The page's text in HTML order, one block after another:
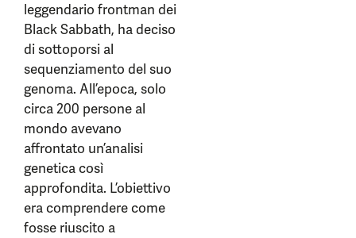
leggendario frontman dei
Black Sabbath, ha deciso
di sottoporsi al
sequenziamento del suo
genoma. All’epoca, solo
circa 200 persone al
mondo avevano
affrontato un’analisi
genetica così
approfondita. L’obiettivo
era comprendere come
fosse riuscito a